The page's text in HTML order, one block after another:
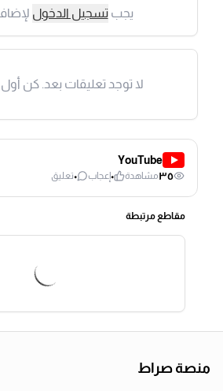
يجبتسجيل الدخول
لا توجد تعليقات بعد. كن
YouTube
٣٥مشاهدة ٠إعجاب ٠تعليق
مقاطع مرتبطة
منصة صراط